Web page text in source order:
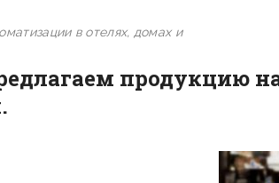
в отелях, домах и
продукцию